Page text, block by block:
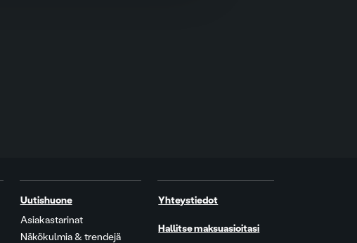
Uutishuone
Asiakastarinat
Näkökulmia & trendejä
Yhteystiedot
Hallitse maksuasioitasi